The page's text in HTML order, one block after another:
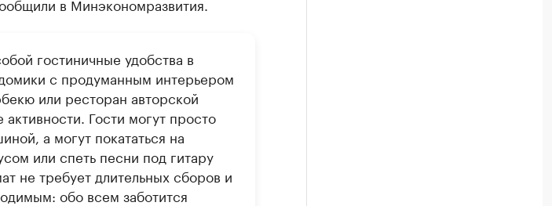
гостиничные удобства в
с продуманным интерьером
или ресторан авторской
Гости могут просто
а могут покататься на
или спеть песни под гитару
не требует длительных сборов и
обо всем заботится